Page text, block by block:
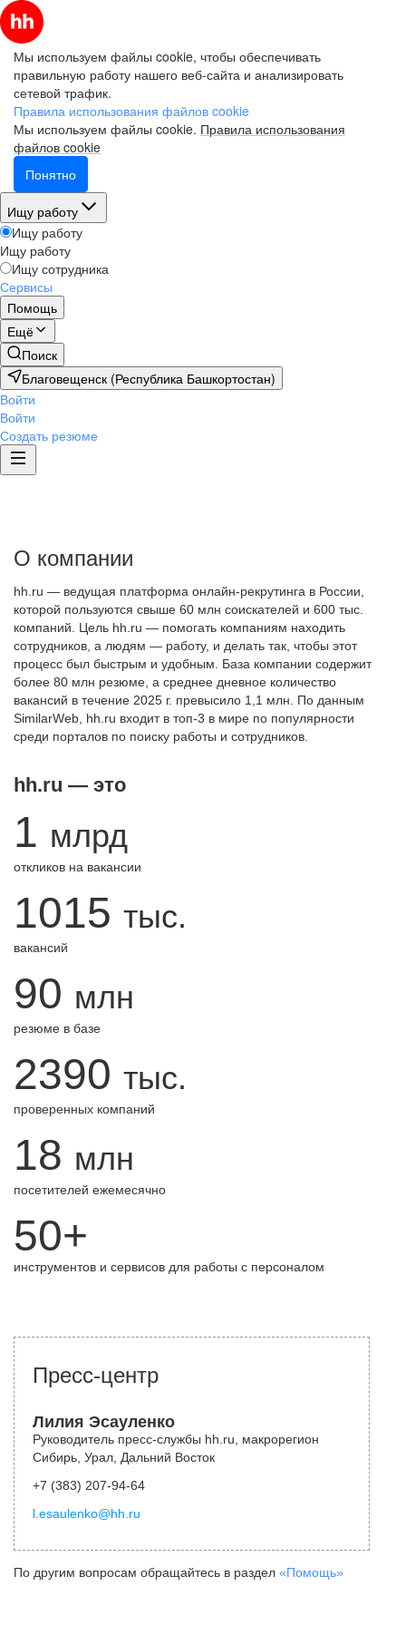
Мы используем файлы cookie, чтобы обеспечивать
правильную работу нашего веб-сайта и анализировать
сетевой трафик.
Правила использования файлов cookie
Мы используем файлы cookie. Правила использования
файлов cookie
Понятно
Ищу работу
Ищу работу
Ищу работу
Ищу сотрудника
Сервисы
Помощь
Ещё
Поиск
Благовещенск (Республика Башкортостан)
Войти
Войти
Создать резюме
О компании
hh.ru — ведущая платформа онлайн-рекрутинга в России,
которой пользуются свыше 60 млн соискателей и 600 тыс.
компаний. Цель hh.ru — помогать компаниям находить
сотрудников, а людям — работу, и делать так, чтобы этот
процесс был быстрым и удобным. База компании содержит
более 80 млн резюме, а среднее дневное количество
вакансий в течение 2025 г. превысило 1,1 млн. По данным
SimilarWeb, hh.ru входит в топ-3 в мире по популярности
среди порталов по поиску работы и сотрудников.
hh.ru — это
1 млрд
откликов на вакансии
1015 тыс.
вакансий
90 млн
резюме в базе
2390 тыс.
проверенных компаний
18 млн
посетителей ежемесячно
50+
инструментов и сервисов для работы с персоналом
Пресс-центр
Лилия Эсауленко
Руководитель пресс-службы hh.ru, макрорегион
Сибирь, Урал, Дальний Восток
+7 (383) 207-94-64
l.esaulenko@hh.ru
По другим вопросам обращайтесь в раздел «Помощь»